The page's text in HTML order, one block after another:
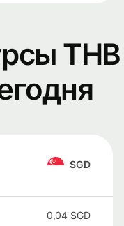
THB
SGD
0,04 SGD